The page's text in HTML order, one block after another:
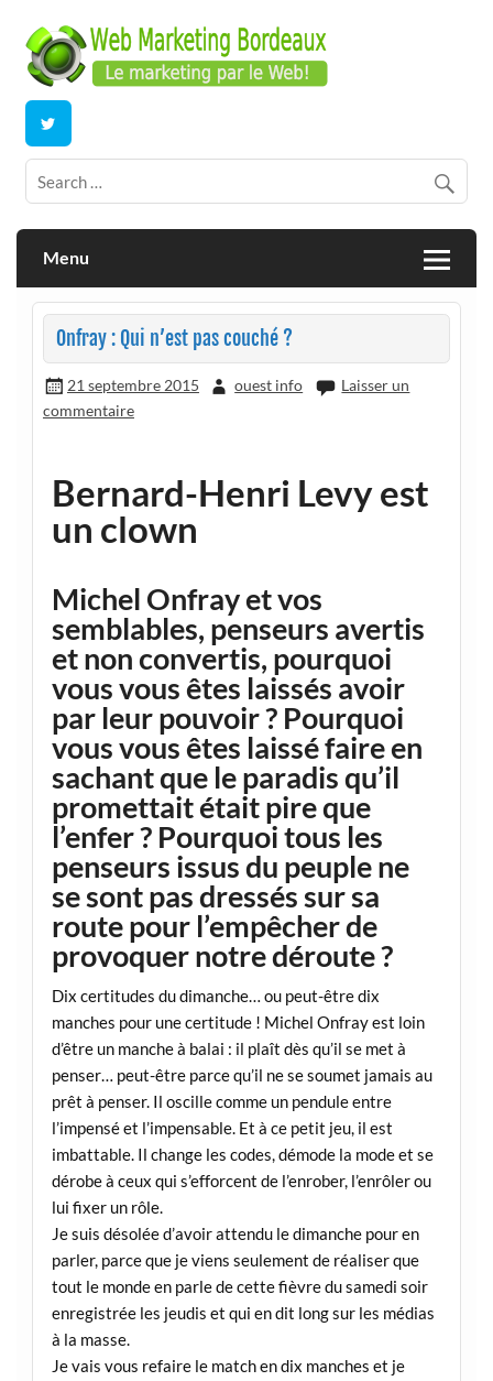
content
Webmarketing Bordeaux
E-commerce | ERP/CRM Dolibarr | Bordeaux
Menu
Onfray : Qui n’est pas couché ?
21 septembre 2015 ouest info
Laisser un
commentaire
Bernard-Henri Levy est
un clown
Michel Onfray et vos
semblables, penseurs avertis
et non convertis, pourquoi
vous vous êtes laissés avoir
par leur pouvoir ? Pourquoi
vous vous êtes laissé faire en
sachant que le paradis qu’il
promettait était pire que
l’enfer ? Pourquoi tous les
penseurs issus du peuple ne
se sont pas dressés sur sa
route pour l’empêcher de
provoquer notre déroute ?
Dix certitudes du dimanche… ou peut-être dix
manches pour une certitude ! Michel Onfray est loin
d’être un manche à balai : il plaît dès qu’il se met à
penser… peut-être parce qu’il ne se soumet jamais au
prêt à penser. Il oscille comme un pendule entre
l’impensé et l’impensable. Et à ce petit jeu, il est
imbattable. Il change les codes, démode la mode et se
dérobe à ceux qui s’efforcent de l’enrober, l’enrôler ou
lui fixer un rôle.
Je suis désolée d’avoir attendu le dimanche pour en
parler, parce que je viens seulement de réaliser que
tout le monde en parle de cette fièvre du samedi soir
enregistrée les jeudis et qui en dit long sur les médias
à la masse.
Je vais vous refaire le match en dix manches et je